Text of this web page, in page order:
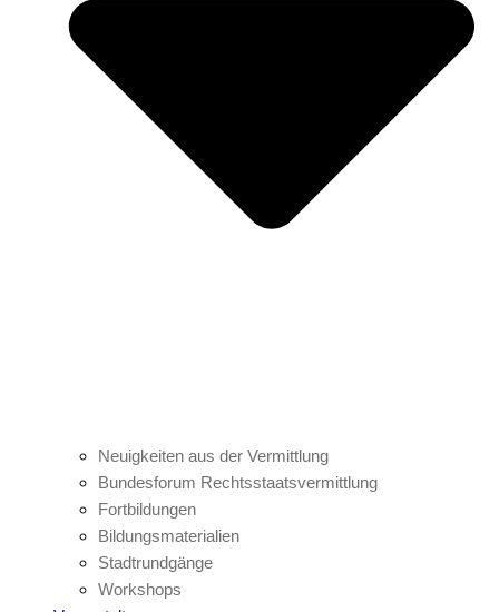
Neuigkeiten aus der Vermittlung
Bundesforum Rechtsstaatsvermittlung
Fortbildungen
Bildungsmaterialien
Stadtrundgänge
Workshops